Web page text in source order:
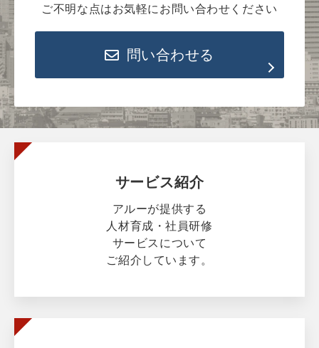
ご不明な点はお気軽にお問い合わせください
問い合わせる
サービス紹介
アルーが提供する
人材育成・社員研修
サービスについて
ご紹介しています。